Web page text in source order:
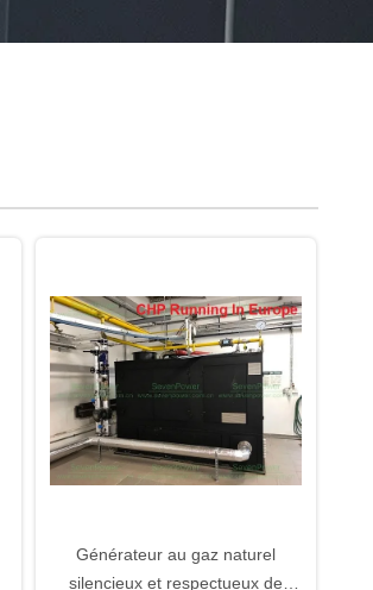
Générateur au gaz naturel
silencieux et respectueux de